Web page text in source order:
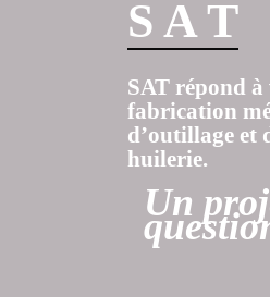
S A T
SAT répond à
fabrication
d’outillage et
huilerie.
Un